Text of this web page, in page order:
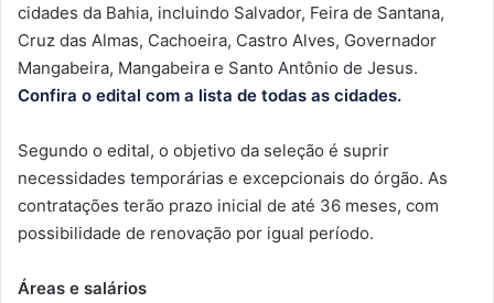
cidades da Bahia, incluindo Salvador, Feira de Santana,
Cruz das Almas, Cachoeira, Castro Alves, Governador
Mangabeira, Mangabeira e Santo Antônio de Jesus.
Confira o edital com a lista de todas as cidades.
Segundo o edital, o objetivo da seleção é suprir
necessidades temporárias e excepcionais do órgão. As
contratações terão prazo inicial de até 36 meses, com
possibilidade de renovação por igual período.
Áreas e salários